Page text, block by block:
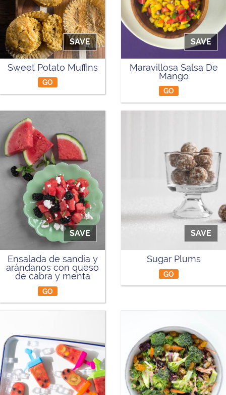
SAVE
Sweet Potato Muffins
GO
SAVE
Maravillosa Salsa De
Mango
GO
SAVE
Ensalada de sandia y
arándanos con queso
de cabra y menta
GO
SAVE
Sugar Plums
GO